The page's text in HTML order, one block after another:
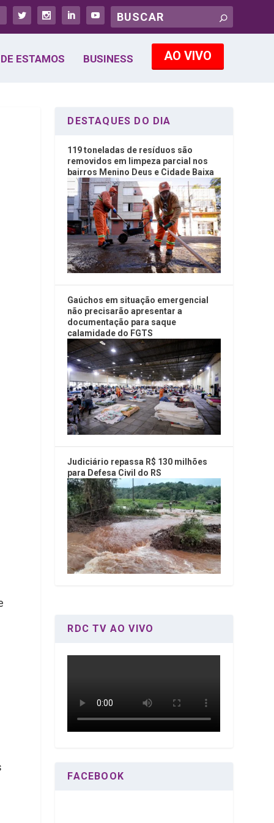
ESTAMOS BUSINESS AO VIVO
DESTAQUES DO DIA
119 toneladas de resíduos são
removidos em limpeza parcial nos
bairros Menino Deus e Cidade Baixa
Gaúchos em situação emergencial
não precisarão apresentar a
documentação para saque
calamidade do FGTS
Judiciário repassa R$ 130 milhões
para Defesa Civil do RS
RDC TV AO VIVO
FACEBOOK